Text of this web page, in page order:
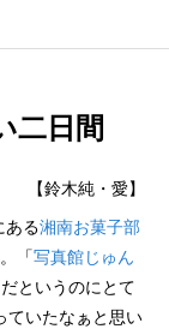
二日間
【鈴木純・愛】
ある湘南お菓子部
「写真館じゅん
というのにとて
ていたなぁと思い